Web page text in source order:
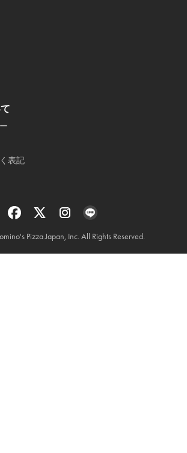
表記
Pizza Japan, Inc. All Rights Reserved.